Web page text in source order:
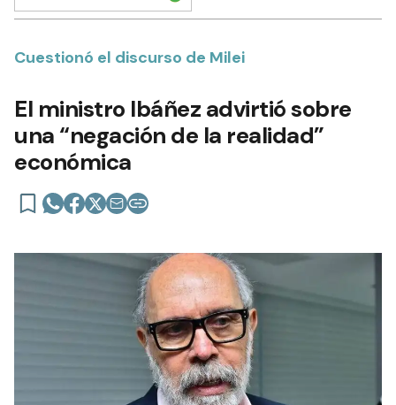
Cuestionó el discurso de Milei
El ministro Ibáñez advirtió sobre
una “negación de la realidad”
económica